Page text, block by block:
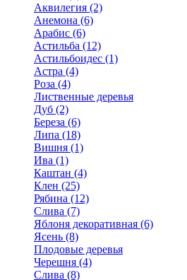
Аквилегия (2)
Анемона (6)
Арабис (6)
Астильба (12)
Астильбоидес (1)
Астра (4)
Роза (4)
Лиственные деревья
Дуб (2)
Береза (6)
Липа (18)
Вишня (1)
Ива (1)
Каштан (4)
Клен (25)
Рябина (12)
Слива (7)
Яблоня декоративная (6)
Ясень (8)
Плодовые деревья
Черешня (4)
Слива (8)